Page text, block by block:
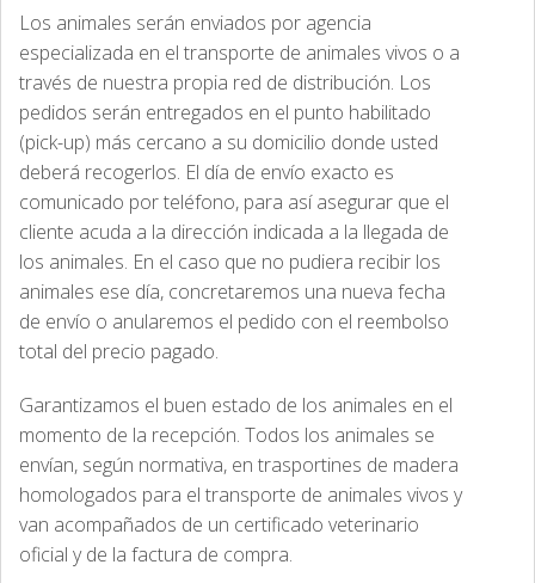
Los animales serán enviados por agencia
especializada en el transporte de animales vivos o a
través de nuestra propia red de distribución. Los
pedidos serán entregados en el punto habilitado
(pick-up) más cercano a su domicilio donde usted
deberá recogerlos. El día de envío exacto es
comunicado por teléfono, para así asegurar que el
cliente acuda a la dirección indicada a la llegada de
los animales. En el caso que no pudiera recibir los
animales ese día, concretaremos una nueva fecha
de envío o anularemos el pedido con el reembolso
total del precio pagado.
Garantizamos el buen estado de los animales en el
momento de la recepción. Todos los animales se
envían, según normativa, en trasportines de madera
homologados para el transporte de animales vivos y
van acompañados de un certificado veterinario
oficial y de la factura de compra.